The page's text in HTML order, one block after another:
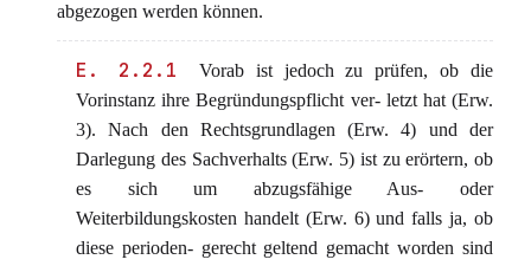
abgezogen werden können.
E. 2.2.1
Vorab ist jedoch zu prüfen, ob die
Vorinstanz ihre Begründungspflicht ver- letzt hat (Erw.
3). Nach den Rechtsgrundlagen (Erw. 4) und der
Darlegung des Sachverhalts (Erw. 5) ist zu erörtern, ob
es sich um abzugsfähige Aus- oder
Weiterbildungskosten handelt (Erw. 6) und falls ja, ob
diese perioden- gerecht geltend gemacht worden sind